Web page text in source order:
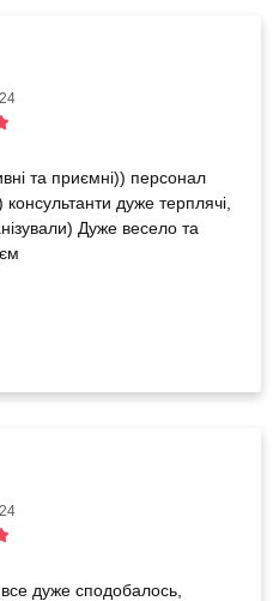
та приємні)) персонал
дуже терплячі,
Дуже весело та
дуже сподобалось,